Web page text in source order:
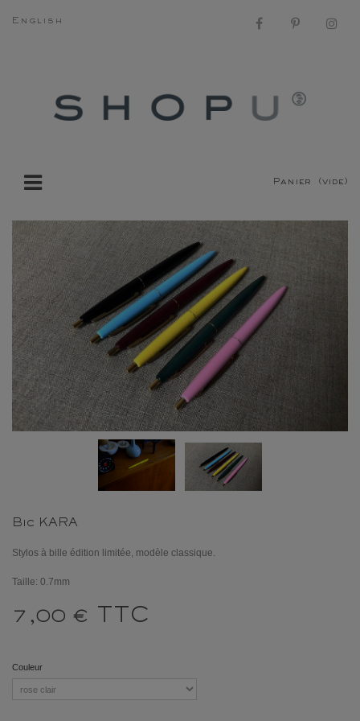
English
Panier (vide)
Bic KARA
Stylos à bille édition limitée, modèle classique.
Taille: 0.7mm
7,00 € TTC
Couleur